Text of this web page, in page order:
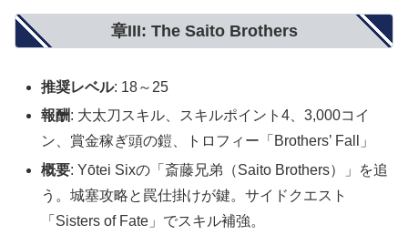
章III: The Saito Brothers
推奨レベル: 18～25
報酬: 大太刀スキル、スキルポイント4、3,000コイ
ン、賞金稼ぎ頭の鎧、トロフィー「Brothers’ Fall」
概要: Yōtei Sixの「斎藤兄弟（Saito Brothers）」を追
う。城塞攻略と罠仕掛けが鍵。サイドクエスト
「Sisters of Fate」でスキル補強。